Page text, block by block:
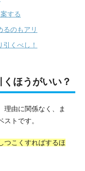
する
るのもアリ
くべし！
ほうがいい？
理由に関係なく、ま
トです。
つこくすればするほ